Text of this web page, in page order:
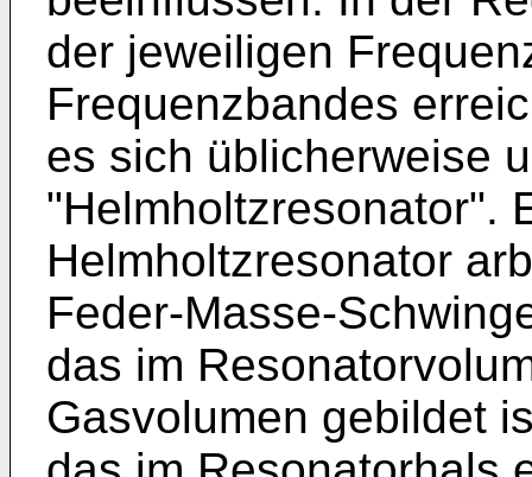
der jeweiligen
Frequenzbandes
es sich üblicherweise
"Helmholtzresonator".
Helmholtzresonator
Feder-Masse-
das im
Gasvolumen gebildet